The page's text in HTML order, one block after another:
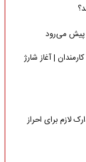
پیش می‌رود
حقوق کارمندان | آغاز شارژ
لازم برای احراز